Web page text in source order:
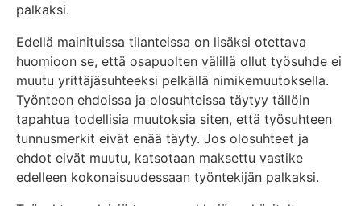
palkaksi.
Edellä mainituissa tilanteissa on lisäksi otettava
huomioon se, että osapuolten välillä ollut työsuhde ei
muutu yrittäjäsuhteeksi pelkällä nimikemuutoksella.
Työnteon ehdoissa ja olosuhteissa täytyy tällöin
tapahtua todellisia muutoksia siten, että työsuhteen
tunnusmerkit eivät enää täyty. Jos olosuhteet ja
ehdot eivät muutu, katsotaan maksettu vastike
edelleen kokonaisuudessaan työntekijän palkaksi.